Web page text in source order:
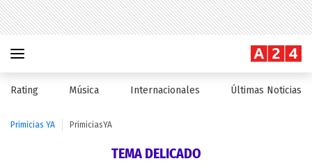
Rating Música Internacionales Últimas Noticias
Primicias YA PrimiciasYA
TEMA DELICADO